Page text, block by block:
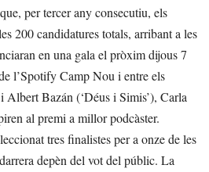
per tercer any consecutiu, els
200 candidatures totals, arribant a les
en una gala el pròxim dijous 7
l’Spotify Camp Nou i entre els
Bazán (‘Déus i Simis’), Carla
al premi a millor podcàster.
tres finalistes per a onze de les
depèn del vot del públic. La